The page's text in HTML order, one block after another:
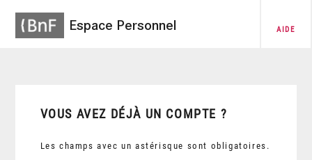
Espace Personnel AIDE
VOUS AVEZ DÉJÀ UN COMPTE ?
Les champs avec un astérisque sont obligatoires.